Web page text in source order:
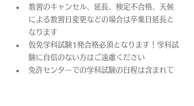
教習のキャンセル、延長、検定不合格、天候
による教習日変更などの場合は卒業日​延長と
なります
仮免学科試験1発合格必須となります！学科試
験に自信のない方はご遠慮ください
免許センターでの学科試験の日程は含まれて